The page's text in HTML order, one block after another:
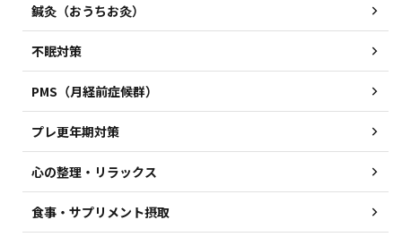
鍼灸（おうちお灸）
不眠対策
PMS（月経前症候群）
プレ更年期対策
心の整理・リラックス
食事・サプリメント摂取